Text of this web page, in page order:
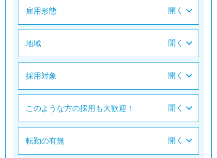
雇用形態
地域
採用対象
このような方の採用も大歓迎！
転勤の有無